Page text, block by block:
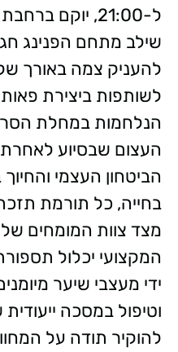
ל-21:00, יוקם
שילב מתחם הפנינג
לשותפות ביצירת פאות
הנלחמות במחלת
העצום שבסיוע
הביטחון העצמי
מצד צוות המומחים
המקצועי יכלול
ידי מעצבי שיער
וטיפול במסכה
להוקיר תודה על